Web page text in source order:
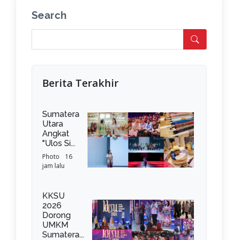
Search
Berita Terakhir
Sumatera
Utara
Angkat
"Ulos Si...
Photo
16
jam lalu
KKSU
2026
Dorong
UMKM
Sumatera...